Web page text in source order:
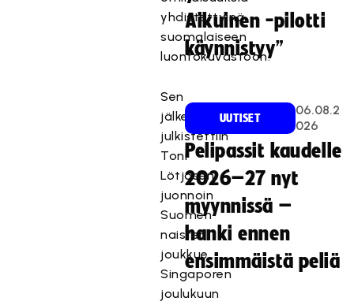
yhdistettyinä
suomalaiseen
luontokuvastoon.
Sen
jälkeen
julkistettiin
Toni
Lötjösen
juonnoin
Suomen
naisten
joukkue
Singaporen
joulukuun
Aikuinen -pilotti
käynnistyy”
UUTISET
06.08.2
026
Pelipassit kaudelle
2026–27 nyt
myynnissä –
hanki ennen
ensimmäistä peliä